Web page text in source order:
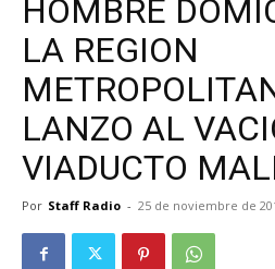
HOMBRE
LA REGION
LANZO AL
VIADUCTO
Por Staff Radio - 25 de noviembre de